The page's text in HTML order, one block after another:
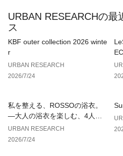
承ください。
※商品の色味の目安は、商品単体
状況の確認が可能です。
お買い物リストの管理に是非ご利
素材感
透け感 : ややあり(GREIGE)
伸縮性 : なし
裏地 : なし
光沢 : なし
URBAN RESEARCHの最
ス
KBF outer collection 2026 winte
r
URBAN RESEARCH
2026/7/24
H
私を整える、ROSSOの浴衣。
—大人の浴衣を楽しむ、4人のT
IPS—
URBAN RESEARCH
2026/7/24